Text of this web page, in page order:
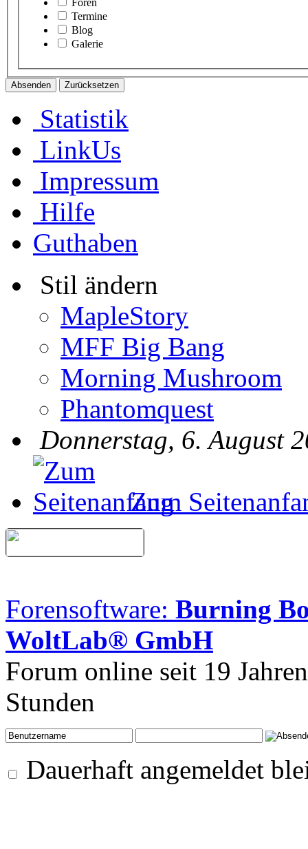
Termine
Blog
Galerie
Statistik
LinkUs
Impressum
Hilfe
Guthaben
Stil ändern
MapleStory
MFF Big Bang
Morning Mushroom
Phantomquest
Donnerstag, 6. August
Zum
Forensoftware: Burning
WoltLab® GmbH
Forum online seit 19
Stunden
Dauerhaft angemeldet